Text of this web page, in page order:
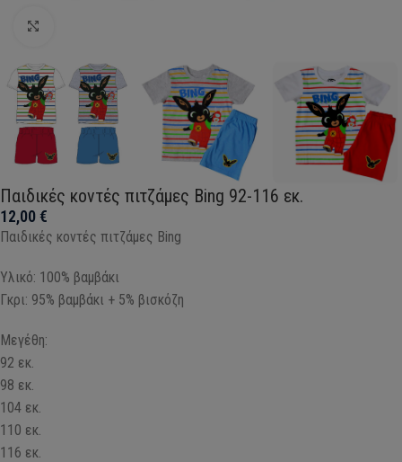
Παιδικές κοντές πιτζάμες Bing 92-116 εκ.
12,00€
Παιδικές κοντές πιτζάμες Bing
Υλικό: 100% βαμβάκι
Γκρι: 95% βαμβάκι + 5% βισκόζη
Μεγέθη:
92 εκ.
98 εκ.
104 εκ.
110 εκ.
116 εκ.